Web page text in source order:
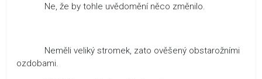
Ne, že by tohle uvědomění něco změnilo.
Neměli veliký stromek, zato ověšený obstarožními
ozdobami.